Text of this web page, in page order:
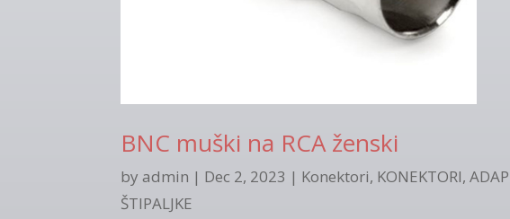
BNC muški na RCA ženski
byadmin | Dec 2, 2023 | Konektori, KONEKTORI,
ŠTIPALJKE